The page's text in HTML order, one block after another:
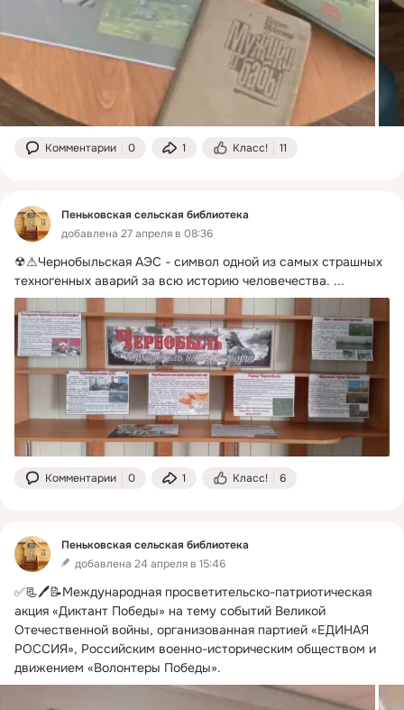
Комментарии 0 1 Класс! 11
Пеньковская сельская библиотека
добавлена 27 апреля в 08:36
☢⚠Чернобыльская АЭС - символ одной из самых страшных
техногенных аварий за всю историю человечества. ...
Комментарии 0 1 Класс! 6
Пеньковская сельская библиотека
добавлена 24 апреля в 15:46
✅📃🖊️📝Международная просветительско-патриотическая
акция «Диктант Победы» на тему событий Великой
Отечественной войны, организованная партией «ЕДИНАЯ
РОССИЯ», Российским военно-историческим обществом и
движением «Волонтеры Победы».